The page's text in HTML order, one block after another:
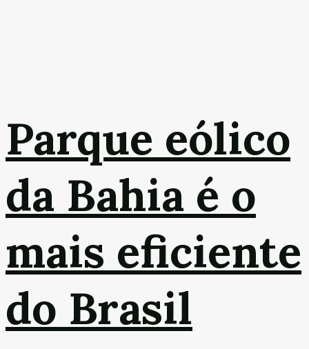
Parque eólico
da Bahia é o
mais eficiente
do Brasil